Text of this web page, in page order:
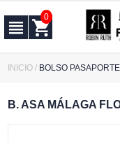
0
INICIO / BOLSO
B. ASA MÁLAGA